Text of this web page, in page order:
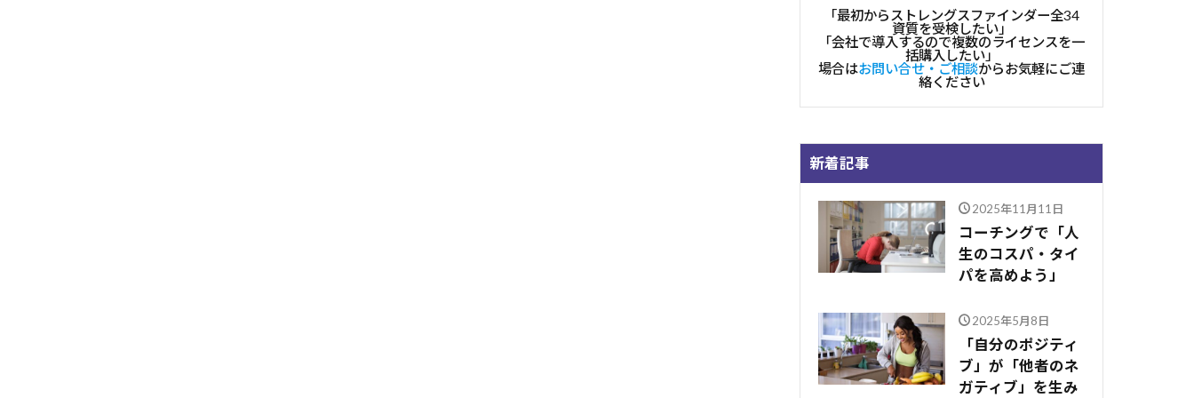
「最初からストレングスファインダー全34
資質を受検したい」
「会社で導入するので複数のライセンスを一
括購入したい」
場合はお問い合せ・ご相談からお気軽にご連
絡ください
新着記事
2025年11月11日
コーチングで「人
生のコスパ・タイ
パを高めよう」
2025年5月8日
「自分のポジティ
ブ」が「他者のネ
ガティブ」を生み